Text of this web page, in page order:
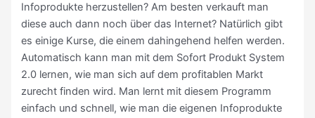
Infoprodukte herzustellen? Am besten verkauft man
diese auch dann noch über das Internet? Natürlich gibt
es einige Kurse, die einem dahingehend helfen werden.
Automatisch kann man mit dem Sofort Produkt System
2.0 lernen, wie man sich auf dem profitablen Markt
zurecht finden wird. Man lernt mit diesem Programm
einfach und schnell, wie man die eigenen Infoprodukte
: